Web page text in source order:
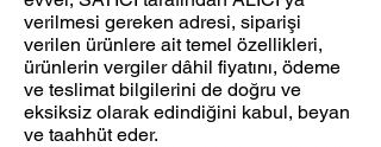
verilmesi gereken adresi, siparişi
verilen ürünlere ait temel özellikleri,
ürünlerin vergiler dâhil fiyatını, ödeme
ve teslimat bilgilerini de doğru ve
eksiksiz olarak edindiğini kabul, beyan
ve taahhüt eder.